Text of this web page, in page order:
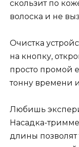
скользит по
волоска и не
Очистка
на кнопку,
просто промой
тонну времени
Любишь
Насадка-
длины позволят